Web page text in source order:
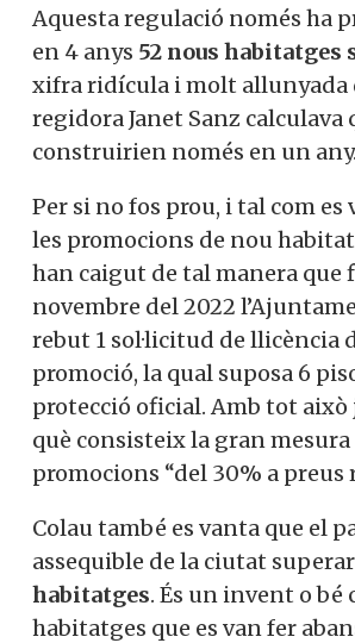
Aquesta regulació només ha
en 4 anys 52 nous habitatges
xifra ridícula i molt allunyada
regidora Janet Sanz calculava
construirien només en un any.
Per si no fos prou, i tal com es
les promocions de nou
han caigut de tal manera que
novembre del 2022
rebut 1 sol·licitud de llicència
promoció, la qual suposa 6
protecció oficial. Amb tot això
què consisteix la gran mesura
promocions “del 30% a preus
Colau també es vanta que el
assequible de la ciutat
habitatges. És un invent o bé
habitatges que es van fer